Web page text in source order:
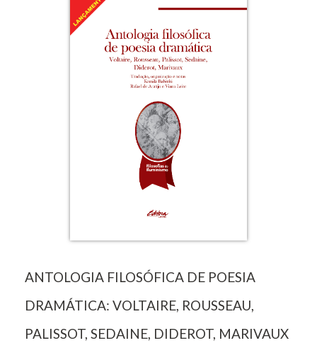
ANTOLOGIA FILOSÓFICA DE POESIA
DRAMÁTICA: VOLTAIRE, ROUSSEAU,
PALISSOT, SEDAINE, DIDEROT, MARIVAUX